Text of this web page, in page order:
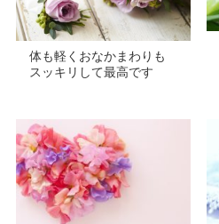
体も軽くおなかまわりも
スッキリして最高です